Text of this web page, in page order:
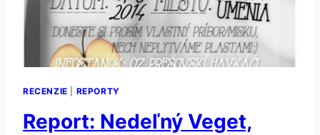
RECENZIE REPORTY
Report: Nedeľný Veget,